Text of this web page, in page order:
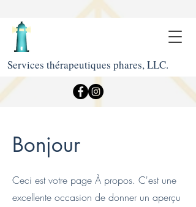
Services thérapeutiques phares, LLC.
Bonjour
Ceci est votre page À propos. C'est une
excellente occasion de donner un aperçu